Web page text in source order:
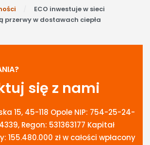
ECO inwestuje w sieci
przerwy w dostawach ciepła
się z nami
15, 45-118 Opole NIP: 754-25-24-
Regon: 531363177 Kapitał
155.480.000 zł w całości wpłacony